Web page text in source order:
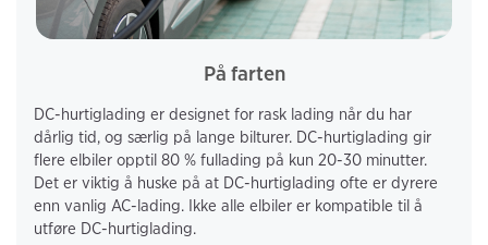
På farten
DC-hurtiglading er designet for rask lading når du har
dårlig tid, og særlig på lange bilturer. DC-hurtiglading gir
flere elbiler opptil 80 % fullading på kun 20-30 minutter.
Det er viktig å huske på at DC-hurtiglading ofte er dyrere
enn vanlig AC-lading. Ikke alle elbiler er kompatible til å
utføre DC-hurtiglading.